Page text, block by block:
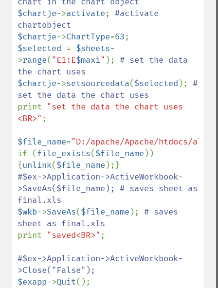
$chartje->activate; #activate
$chartje->ChartType=63
$selected = $sheets-
>range( "E1:E$maxi" ); # set the data
$chartje->setsourcedata($selected ); #
print "set the data the chart uses
<BR>" ;
$file_name="D:/apache/Apache/htdocs/
if (file_exists($file_name ))
{unlink($file_name
#$ex->Application->ActiveWorkbook-
>SaveAs($file_name); # saves sheet as
$wkb->SaveAs($file_name ); # saves
print "saved<BR>" ;
#$ex->Application->ActiveWorkbook-
$exapp->Quit();